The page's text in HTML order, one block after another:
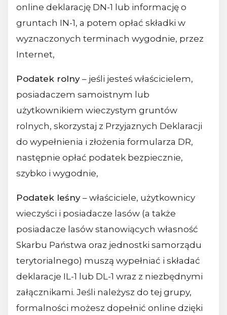
online deklarację DN-1 lub informację o
gruntach IN-1, a potem opłać składki w
wyznaczonych terminach wygodnie, przez
Internet,
Podatek rolny – jeśli jesteś właścicielem,
posiadaczem samoistnym lub
użytkownikiem wieczystym gruntów
rolnych, skorzystaj z Przyjaznych Deklaracji
do wypełnienia i złożenia formularza DR,
następnie opłać podatek bezpiecznie,
szybko i wygodnie,
Podatek leśny – właściciele, użytkownicy
wieczyści i posiadacze lasów (a także
posiadacze lasów stanowiących własność
Skarbu Państwa oraz jednostki samorządu
terytorialnego) muszą wypełniać i składać
deklaracje IL-1 lub DL-1 wraz z niezbędnymi
załącznikami. Jeśli należysz do tej grupy,
formalności możesz dopełnić online dzięki